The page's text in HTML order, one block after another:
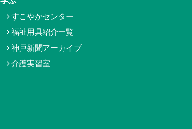
すこやかセンター
福祉用具紹介一覧
神戸新聞アーカイブ
介護実習室